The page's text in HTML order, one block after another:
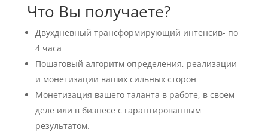
Что Вы получаете?
Двухдневный трансформирующий интенсив- по
4 часа
Пошаговый алгоритм определения, реализации
и монетизации ваших сильных сторон
Монетизация вашего таланта в работе, в своем
деле или в бизнесе с гарантированным
результатом.